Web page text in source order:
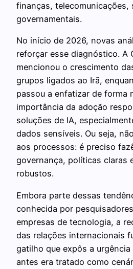
finanças, telecomunicações,
governamentais.
No início de 2026, novas
reforçar esse diagnóstico. A
mencionou o crescimento
grupos ligados ao Irã,
passou a enfatizar de forma
importância da adoção
soluções de IA,
dados sensíveis. Ou seja,
aos processos: é preciso
governança, políticas claras
robustos.
Embora parte dessas
conhecida por
empresas de tecnologia, a
das relações internacionais
gatilho que expôs a urgência
antes era tratado como